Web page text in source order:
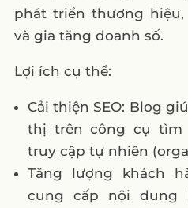
phát triển thương
và gia tăng doanh số.
Lợi ích cụ thể:
Cải thiện SEO: Blog
thị trên công cụ tìm
truy cập tự nhiên
Tăng lượng khách
cung cấp nội